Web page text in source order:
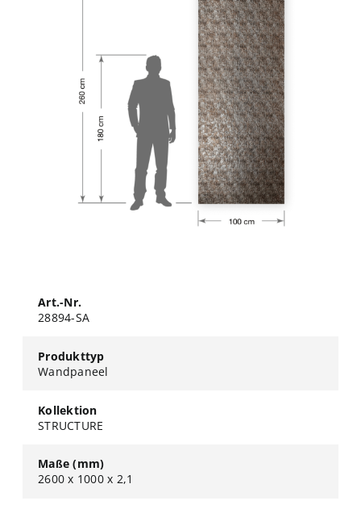
Art.-Nr.
28894-SA
Produkttyp
Wandpaneel
Kollektion
STRUCTURE
Maße (mm)
2600 x 1000 x 2,1